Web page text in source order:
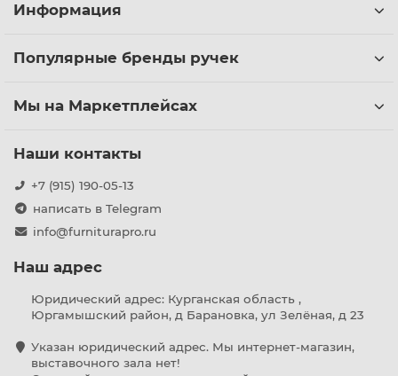
Информация
Популярные бренды ручек
Мы на Маркетплейсах
Наши контакты
+7 (915) 190-05-13
написать в Telegram
info@furniturapro.ru
Наш адрес
Юридический адрес: Курганская область ,
Юргамышский район, д Барановка, ул Зелёная, д 23
Указан юридический адрес. Мы интернет-магазин,
выставочного зала нет!